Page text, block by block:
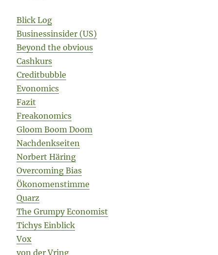
Blick Log
Businessinsider (US)
Beyond the obvious
Cashkurs
Creditbubble
Evonomics
Fazit
Freakonomics
Gloom Boom Doom
Nachdenkseiten
Norbert Häring
Overcoming Bias
Ökonomenstimme
Quarz
The Grumpy Economist
Tichys Einblick
Vox
von der Vring